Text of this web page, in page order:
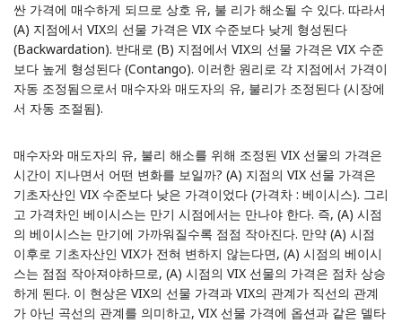
싼 가격에 매수하게 되므로 상호 유, 불 리가 해소될 수 있다. 따라서
(A) 지점에서 VIX의 선물 가격은 VIX 수준보다 낮게 형성된다
(Backwardation). 반대로 (B) 지점에서 VIX의 선물 가격은 VIX 수준
보다 높게 형성된다 (Contango). 이러한 원리로 각 지점에서 가격이
자동 조정됨으로서 매수자와 매도자의 유, 불리가 조정된다 (시장에
서 자동 조절됨).
매수자와 매도자의 유, 불리 해소를 위해 조정된 VIX 선물의 가격은
시간이 지나면서 어떤 변화를 보일까? (A) 지점의 VIX 선물 가격은
기초자산인 VIX 수준보다 낮은 가격이었다 (가격차 : 베이시스). 그리
고 가격차인 베이시스는 만기 시점에서는 만나야 한다. 즉, (A) 시점
의 베이시스는 만기에 가까워질수록 점점 작아진다. 만약 (A) 시점
이후로 기초자산인 VIX가 전혀 변하지 않는다면, (A) 시점의 베이시
스는 점점 작아져야하므로, (A) 시점의 VIX 선물의 가격은 점차 상승
하게 된다. 이 현상은 VIX의 선물 가격과 VIX의 관계가 직선의 관계
가 아닌 곡선의 관계를 의미하고, VIX 선물 가격에 옵션과 같은 델타